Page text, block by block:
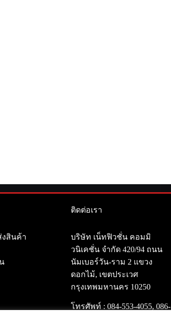
งสินค้า
ติดต่อเรา
บริษัท เน็ทฟิวชั่น คอมมิ
วนิเคชั่น จำกัด 420/94 ถนน
นัมเบอร์วัน-ราม 2 แขวง
ดอกไม้, เขตประเวศ
กรุงเทพมหานคร 10250
โทรศัพท์ : 084-553-4055, 086-